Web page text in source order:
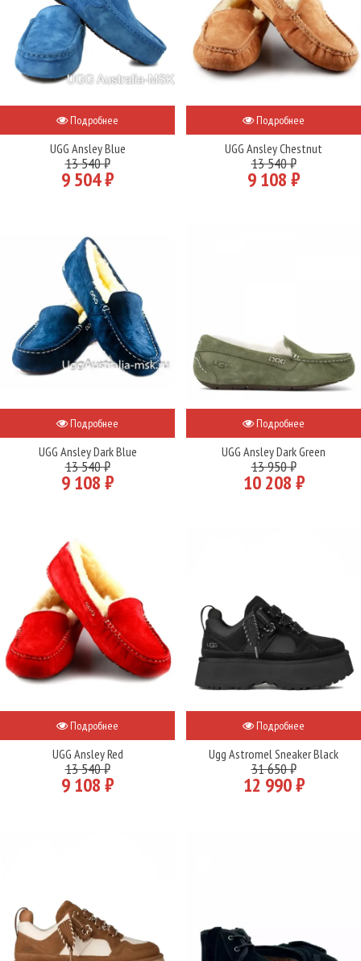
Подробнее
UGG Ansley Blue
13 540 ₽
9 504 ₽
Подробнее
UGG Ansley Chestnut
13 540 ₽
9 108 ₽
Подробнее
UGG Ansley Dark Blue
13 540 ₽
9 108 ₽
Подробнее
UGG Ansley Dark Green
13 950 ₽
10 208 ₽
Подробнее
UGG Ansley Red
13 540 ₽
9 108 ₽
Подробнее
Ugg Astromel Sneaker Black
31 650 ₽
12 990 ₽